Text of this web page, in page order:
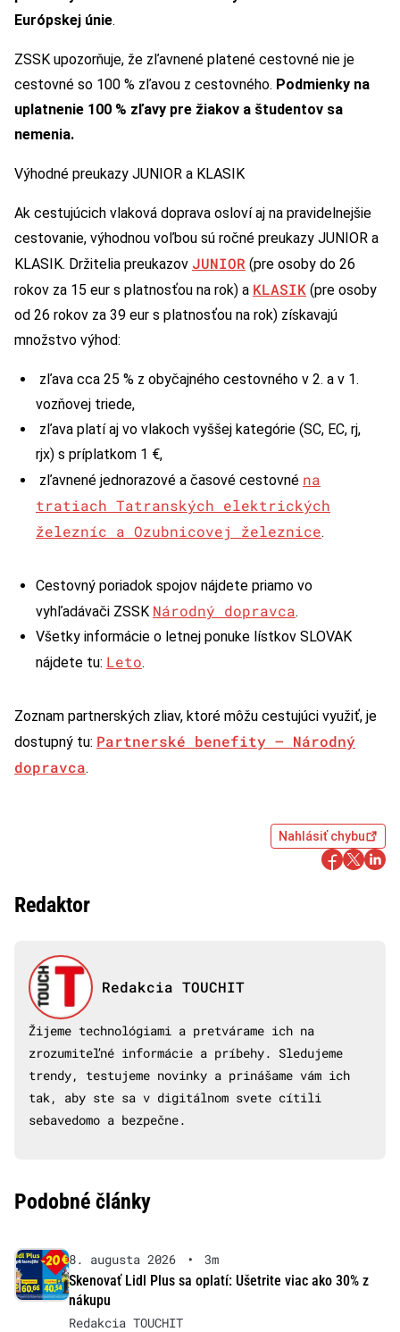
Európskej únie.
ZSSK upozorňuje, že zľavnené platené cestovné nie je
cestovné so 100 % zľavou z cestovného. Podmienky na
uplatnenie 100 % zľavy pre žiakov a študentov sa
nemenia.
Výhodné preukazy JUNIOR a KLASIK
Ak cestujúcich vlaková doprava osloví aj na pravidelnejšie
cestovanie, výhodnou voľbou sú ročné preukazy JUNIOR a
KLASIK. Držitelia preukazov JUNIOR (pre osoby do 26
rokov za 15 eur s platnosťou na rok) a KLASIK (pre osoby
od 26 rokov za 39 eur s platnosťou na rok) získavajú
množstvo výhod:
zľava cca 25 % z obyčajného cestovného v 2. a v 1.
vozňovej triede,
zľava platí aj vo vlakoch vyššej kategórie (SC, EC, rj,
rjx) s príplatkom 1 €,
zľavnené jednorazové a časové cestovné na
tratiach Tatranských elektrických
železníc a Ozubnicovej železnice.
Cestovný poriadok spojov nájdete priamo vo
vyhľadávači ZSSK Národný dopravca.
Všetky informácie o letnej ponuke lístkov SLOVAK
nájdete tu: Leto.
Zoznam partnerských zliav, ktoré môžu cestujúci využiť, je
dostupný tu: Partnerské benefity – Národný
dopravca.
Nahlásiť chybu
Redaktor
Redakcia TOUCHIT
Žijeme technológiami a pretvárame ich na
zrozumiteľné informácie a príbehy. Sledujeme
trendy, testujeme novinky a prinášame vám ich
tak, aby ste sa v digitálnom svete cítili
sebavedomo a bezpečne.
Podobné články
8. augusta 2026 •
3m
Skenovať Lidl Plus sa oplatí: Ušetrite viac ako 30% z
nákupu
Redakcia TOUCHIT